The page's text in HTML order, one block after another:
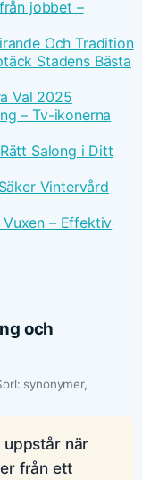
jobbet –
Och Tradition
Stadens Bästa
Val 2025
– Tv-ikonerna
Salong i Ditt
Vintervård
– Effektiv
och
synonymer,
uppstår när
från ett